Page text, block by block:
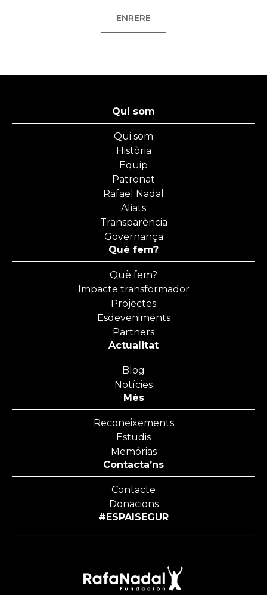
ENRERE
Qui som
Qui som
Història
Equip
Patronat
Rafael Nadal
Aliats
Transparència
Governança
Què fem?
Què fem?
Impacte transformador
Projectes
Esdeveniments
Partners
Actualitat
Blog
Notícies
Més
Reconeixements
Estudis
Memórias
Contacta’ns
Contacte
Donacions
#ESPAISEGUR